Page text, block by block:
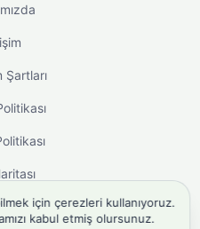
Şartları
için çerezleri kullanıyoruz.
kabul etmiş olursunuz.